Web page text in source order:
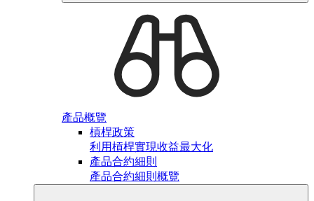
產品概覽
槓桿政策
利用槓桿實現收益最大化
產品合約細則
產品合約細則概覽